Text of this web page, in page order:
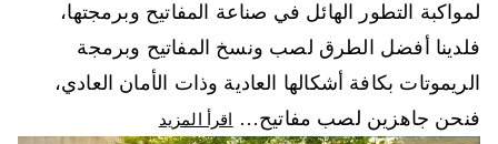
لمواكبة التطور الهائل في صناعة المفاتيح وبرمجتها،
فلدينا أفضل الطرق لصب ونسخ المفاتيح وبرمجة
الريموتات بكافة أشكالها العادية وذات الأمان العادي،
فنحن جاهزين لصب مفاتيح…
اقرأ المزيد